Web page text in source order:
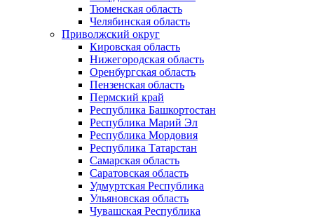
Тюменская область
Челябинская область
Приволжский округ
Кировская область
Нижегородская область
Оренбургская область
Пензенская область
Пермский край
Республика Башкортостан
Республика Марий Эл
Республика Мордовия
Республика Татарстан
Самарская область
Саратовская область
Удмуртская Республика
Ульяновская область
Чувашская Республика